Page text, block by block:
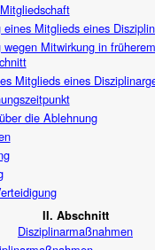
Mitglieds eines
Mitwirkung in früherem
Mitglieds eines
die Ablehnung
II. Abschnitt
Disziplinarmaßnahmen